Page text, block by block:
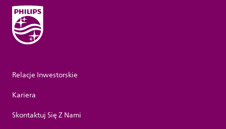
Relacje Inwestorskie
Kariera
Skontaktuj Się Z Nami